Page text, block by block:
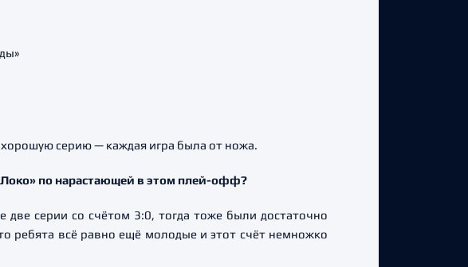
хорошую серию — каждая игра была от ножа.
по нарастающей в этом плей-офф?
серии со счётом 3:0, тогда тоже были достаточно
ребята всё равно ещё молодые и этот счёт немножко